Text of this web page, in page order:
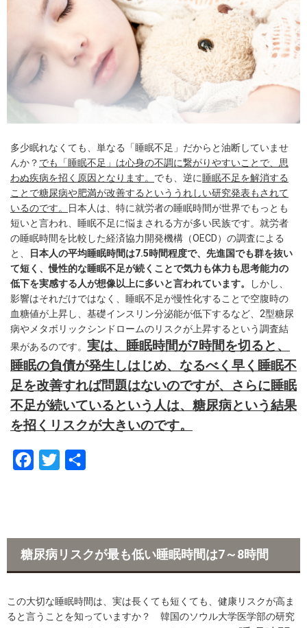
多少眠れなくても、単なる「睡眠不足」だからと油断していませ
んか？ でも「睡眠不足」は心身の不調に繋がりやすいことで、思
わぬ疾病を招く原因となります。 でも、逆に睡眠不足を解消する
ことで糖尿病や肥満が改善するといううれしい研究発表もされて
いるのです。
日本人は、特に就労者の睡眠時間が世界でもっとも
短いと言われ、睡眠不足に悩まされる方が多い民族です。就労者
の睡眠時間を比較した経済協力開発機構（OECD）の調査による
と、
日本人の平均睡眠時間は7.5時間程度で、先進国でも群を抜い
て短く、慢性的な睡眠不足が続くことで気力も体力も思考能力の
低下を実感する人が想像以上に多いと言われています。
しかし、
影響はそれだけではなく、睡眠不足が慢性化することで空腹時の
血糖値が上昇し、基礎インスリン分泌能が低下するなど、2型糖尿
病やメタボリックシンドロームのリスクが上昇するという調査結
果があるのです。 実は、睡眠時間が7時間を切ると、
睡眠の負債が発生しはじめ、なるべく早く睡眠不
足を改善すれば問題はないのですが、さらに睡眠
不足が続いているという人は、糖尿病という結果
を招くリスクが大きいのです。
b
o
k
t
e
糖尿病リスクが最も低い睡眠時間は7～8時間
この大切な睡眠時間は、実は長くても短くても、健康リスクが高ま
ると言うことを知っていますか？ 韓国のソウル大学医学部の研究